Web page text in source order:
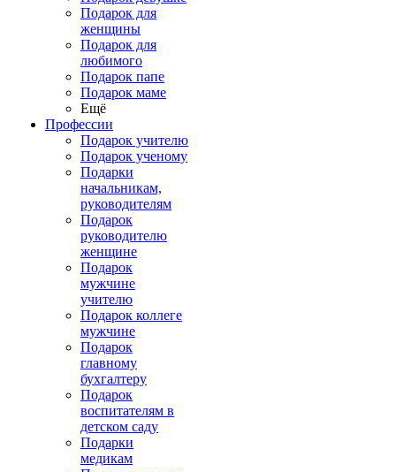
Подарок для
женщины
Подарок для
любимого
Подарок папе
Подарок маме
Ещё
Профессии
Подарок учителю
Подарок ученому
Подарки
начальникам,
руководителям
Подарок
руководителю
женщине
Подарок
мужчине
учителю
Подарок коллеге
мужчине
Подарок
главному
бухгалтеру
Подарок
воспитателям в
детском саду
Подарки
медикам